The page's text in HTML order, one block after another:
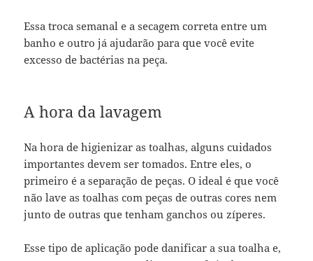
Essa troca semanal e a secagem correta entre um
banho e outro já ajudarão para que você evite
excesso de bactérias na peça.
A hora da lavagem
Na hora de higienizar as toalhas, alguns cuidados
importantes devem ser tomados. Entre eles, o
primeiro é a separação de peças. O ideal é que você
não lave as toalhas com peças de outras cores nem
junto de outras que tenham ganchos ou zíperes.
Esse tipo de aplicação pode danificar a sua toalha e,